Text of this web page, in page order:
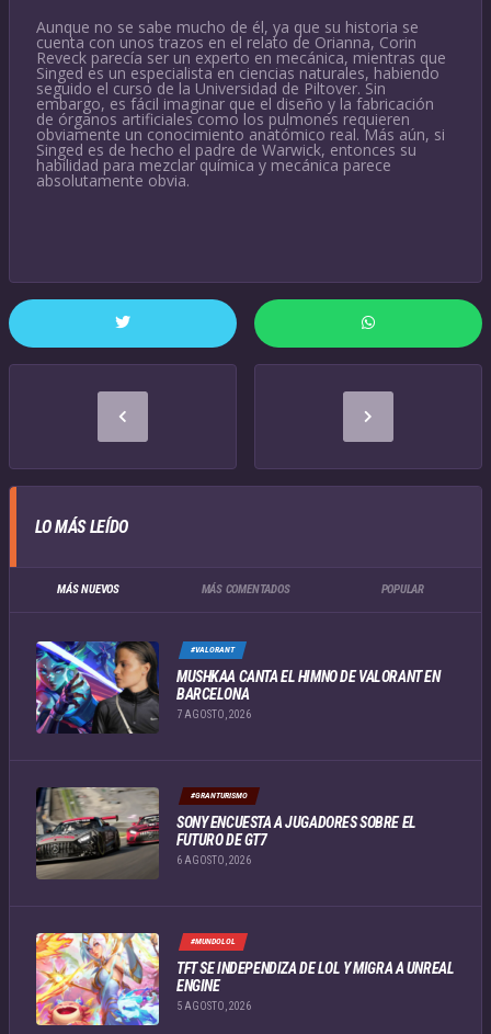
Aunque no se sabe mucho de él, ya que su historia se
cuenta con unos trazos en el relato de Orianna, Corin
Reveck parecía ser un experto en mecánica, mientras que
Singed es un especialista en ciencias naturales, habiendo
seguido el curso de la Universidad de Piltover. Sin
embargo, es fácil imaginar que el diseño y la fabricación
de órganos artificiales como los pulmones requieren
obviamente un conocimiento anatómico real. Más aún, si
Singed es de hecho el padre de Warwick, entonces su
habilidad para mezclar química y mecánica parece
absolutamente obvia.
LO MÁS LEÍDO
MÁS NUEVOS MÁS COMENTADOS POPULAR
#VALORANT
MUSHKAA CANTA EL HIMNO DE VALORANT EN
BARCELONA
7 AGOSTO, 2026
#GRANTURISMO
SONY ENCUESTA A JUGADORES SOBRE EL
FUTURO DE GT7
6 AGOSTO, 2026
#MUNDOLOL
TFT SE INDEPENDIZA DE LOL Y MIGRA A UNREAL
ENGINE
5 AGOSTO, 2026